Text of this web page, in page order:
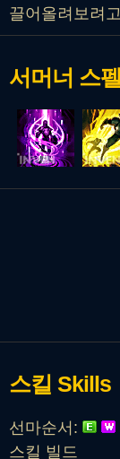
끌어올려보려
서머너 스펠
스킬 Skills
선마순서:
스킬 빌드